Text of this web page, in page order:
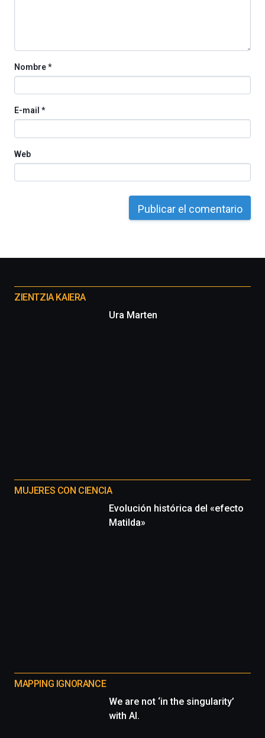
Nombre*
E-mail *
Web
proyectos
ZIENTZIA KAIERA
Ura Marten
MUJERES CON CIENCIA
Evolución histórica del «efecto
Matilda»
MAPPING IGNORANCE
We are not ‘in the singularity’
with AI.